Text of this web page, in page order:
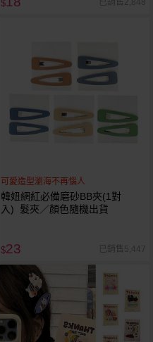
$ 已銷售2,848
可愛造型瀏海不再惱人
韓妞網紅必備磨砂BB夾(1對
入) 髮夾／顏色隨機出貨
$23 已銷售5,447